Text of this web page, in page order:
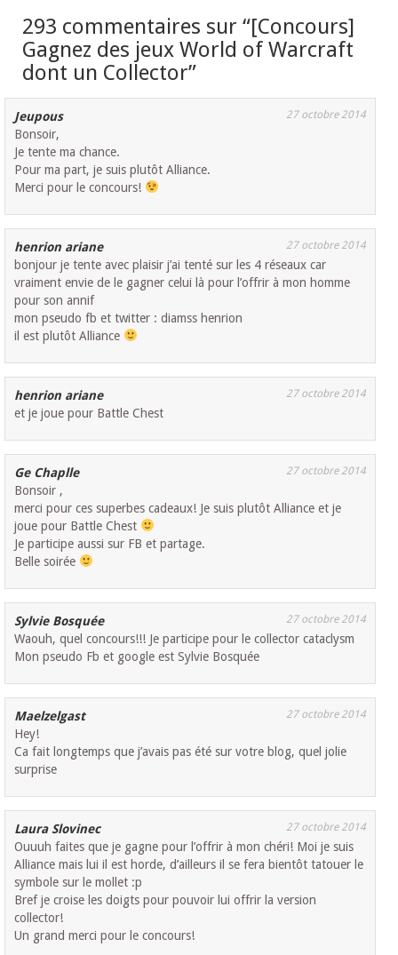
293 commentaires sur “[Concours]
Gagnez des jeux World of Warcraft
dont un Collector”
Jeupous 27 octobre 2014
Bonsoir,
Je tente ma chance.
Pour ma part, je suis plutôt Alliance.
Merci pour le concours!
henrion ariane 27 octobre 2014
bonjour je tente avec plaisir j’ai tenté sur les 4 réseaux car
vraiment envie de le gagner celui là pour l’offrir à mon homme
pour son annif
mon pseudo fb et twitter : diamss henrion
il est plutôt Alliance
henrion ariane 27 octobre 2014
et je joue pour Battle Chest
Ge Chaplle 27 octobre 2014
Bonsoir ,
merci pour ces superbes cadeaux! Je suis plutôt Alliance et je
joue pour Battle Chest
Je participe aussi sur FB et partage.
Belle soirée
Sylvie Bosquée 27 octobre 2014
Waouh, quel concours!!! Je participe pour le collector cataclysm
Mon pseudo Fb et google est Sylvie Bosquée
Maelzelgast 27 octobre 2014
Hey!
Ca fait longtemps que j’avais pas été sur votre blog, quel jolie
surprise
Laura Slovinec 27 octobre 2014
Ouuuh faites que je gagne pour l’offrir à mon chéri! Moi je suis
Alliance mais lui il est horde, d’ailleurs il se fera bientôt tatouer le
symbole sur le mollet :p
Bref je croise les doigts pour pouvoir lui offrir la version
collector!
Un grand merci pour le concours!